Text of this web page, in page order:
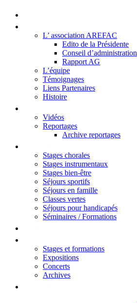
L’ association AREFAC
Edito de la Présidente
Conseil d’administration
Rapport AG
L’équipe
Témoignages
Liens Partenaires
Histoire
Vidéos
Reportages
Archive reportages
Stages chorales
Stages instrumentaux
Stages bien-être
Séjours sportifs
Séjours en famille
Classes vertes
Séjours pour handicapés
Séminaires / Formations
Stages et formations
Expositions
Concerts
Archives